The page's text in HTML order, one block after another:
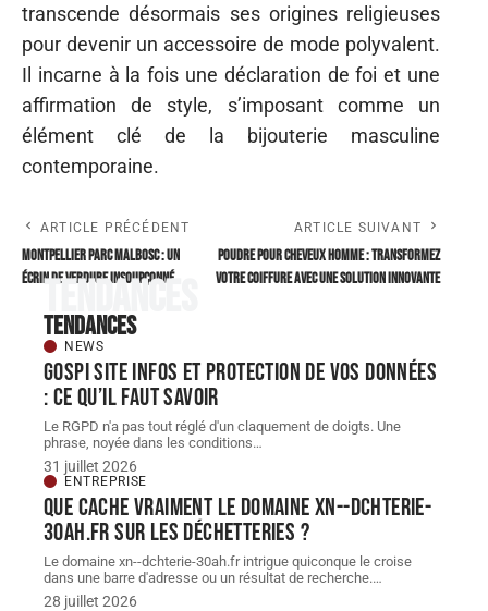
transcende désormais ses origines religieuses
pour devenir un accessoire de mode polyvalent.
Il incarne à la fois une déclaration de foi et une
affirmation de style, s’imposant comme un
élément clé de la bijouterie masculine
contemporaine.
ARTICLE PRÉCÉDENT
Montpellier parc Malbosc : un
écrin de verdure insoupçonné
ARTICLE SUIVANT
Poudre pour cheveux homme : transformez
votre coiffure avec une solution innovante
Tendances
Tendances
NEWS
Gospi site infos et protection de vos données
: ce qu’il faut savoir
Le RGPD n'a pas tout réglé d'un claquement de doigts. Une
phrase, noyée dans les conditions…
31 juillet 2026
ENTREPRISE
Que cache vraiment le domaine xn--dchterie-
30ah.fr sur les déchetteries ?
Le domaine xn--dchterie-30ah.fr intrigue quiconque le croise
dans une barre d'adresse ou un résultat de recherche.…
28 juillet 2026